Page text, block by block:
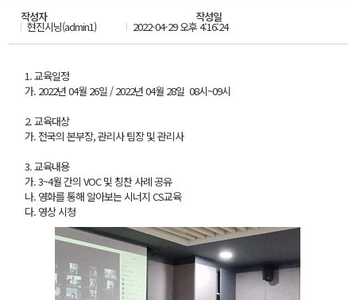
작성자
현진시닝(admin1)
작성일
2022-04-29 오후 4:16:24
1. 교육일정
가. 2022년 04월 26일 / 2022년 04월 28일 08시~09시
2. 교육대상
가. 전국의 본부장, 관리사 팀장 및 관리사
3. 교육내용
가. 3~4월 간의 VOC 및 칭찬 사례 공유
나. 영화를 통해 알아보는 시너지 CS교육
다. 영상 시청